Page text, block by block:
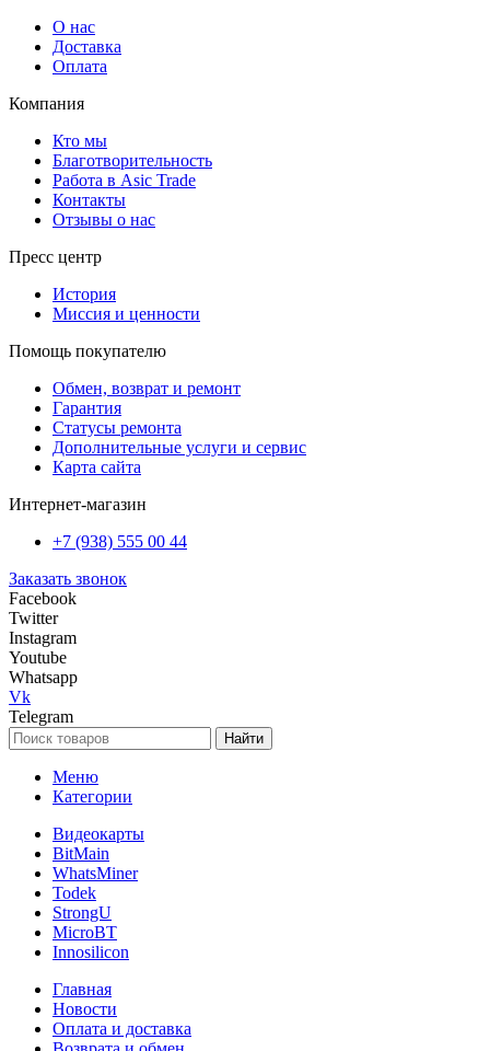
О нас
Доставка
Оплата
Компания
Кто мы
Благотворительность
Работа в Asic Trade
Контакты
Отзывы о нас
Пресс центр
История
Миссия и ценности
Помощь покупателю
Обмен, возврат и ремонт
Гарантия
Статусы ремонта
Дополнительные услуги и сервис
Карта сайта
Интернет-магазин
+7 (938) 555 00 44
Заказать звонок
Facebook
Twitter
Instagram
Youtube
Whatsapp
Vk
Telegram
Найти
Меню
Категории
Видеокарты
BitMain
WhatsMiner
Todek
StrongU
MicroBT
Innosilicon
Главная
Новости
Оплата и доставка